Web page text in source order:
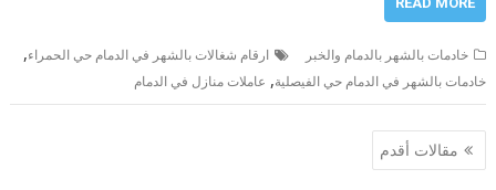
خادمات بالشهر بالدمام والخبر ارقام شغالات بالشهر في الدمام حي الحمراء,
خادمات بالشهر في الدمام حي الفيصلية, عاملات منازل في الدمام
تصفّح
المقالات
مقالات أقدم